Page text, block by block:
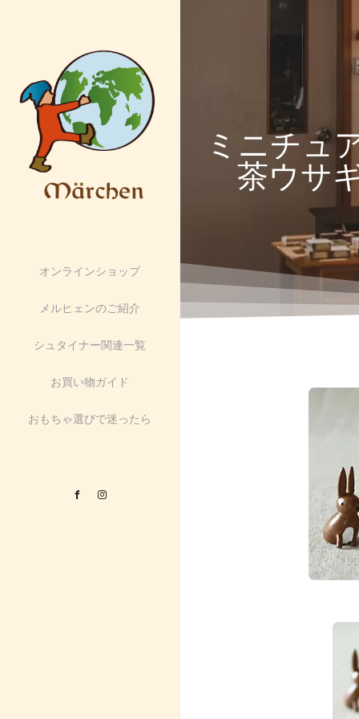
オンラインショップ
メルヒェンのご紹介
シュタイナー関連一覧
お買い物ガイド
おもちゃ選びで迷ったら
Facebook
ミニチュ
茶ウサ